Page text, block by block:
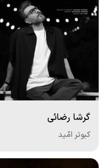
گرشا رضائی
کبوتر امّید